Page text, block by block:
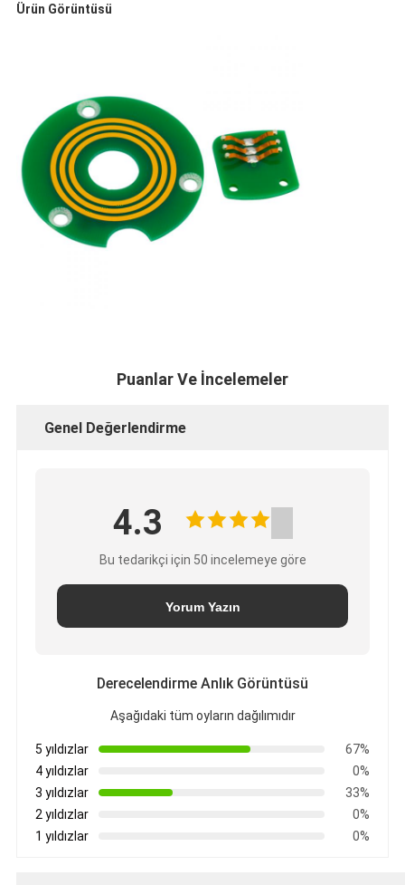
Ürün Görüntüsü
Puanlar Ve İncelemeler
Genel Değerlendirme
4.3
Bu tedarikçi için 50 incelemeye göre
Yorum Yazın
Derecelendirme Anlık Görüntüsü
Aşağıdaki tüm oyların dağılımıdır
5 yıldızlar
67%
4 yıldızlar
0%
3 yıldızlar
33%
2 yıldızlar
0%
1 yıldızlar
0%